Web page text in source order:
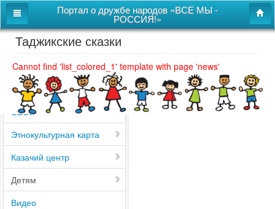
Портал о дружбе народов «ВСЕ МЫ -
РОССИЯ!»
Главная
Дом дружбы народов
Новости
СВОи
Этнокультурная карта
Казачий центр
Детям
Видео
Таджикские сказки
Cannot find 'list_colored_1' template with page 'news'